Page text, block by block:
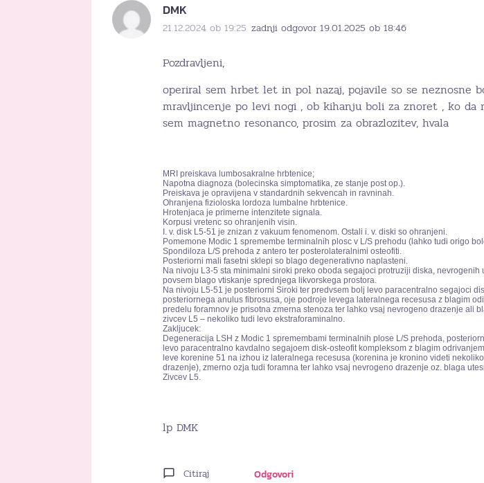
DMK
21.12.2024 ob 19:25 zadnji odgovor 19.01.2025 ob 18:46
Pozdravljeni,
operiral sem hrbet let in pol nazaj, pojavile so se neznosne
mravljincenje po levi nogi , ob kihanju boli za znoret , ko da
sem magnetno resonanco, prosim za obrazlozitev, hvala
MRI preiskava lumbosakralne hrbtenice;
Napotna diagnoza (bolecinska simptomatika, ze stanje post op.).
Preiskava je opravijena v standardnih sekvencah in ravninah.
Ohranjena fizioloska lordoza lumbalne hrbtenice.
Hrotenjaca je primerne intenzitete signala.
Korpusi vretenc so ohranjenih visin.
I. v. disk L5-51 je znizan z vakuum fenomenom. Ostali i. v. diski so ohranjeni.
Pomemone Modic 1 spremembe terminalnih plosc v L/S prehodu (lahko tudi origo
Spondiloza L/S prehoda z antero ter posterolateralnimi osteofiti.
Posteriorni mali fasetni sklepi so blago degenerativno naplasteni.
Na nivoju L3-5 sta minimalni siroki preko oboda segajoci protruziji diska, nevrogenih
povsem blago vtiskanje sprednjega likvorskega prostora.
Na nivoju L5-51 je posteriorni Siroki ter predvsem bolj levo paracentralno segajoci
posteriornega anulus fibrosusa, oje podroje levega lateralnega recesusa z blagim
predelu foramnov je prisotna zmerna stenoza ter lahko vsaj nevrogeno drazenje ali
zivcev L5 – nekoliko tudi levo ekstraforaminalno.
Zakljucek:
Degeneracija LSH z Modic 1 spremembami terminalnih plose L/S prehoda,
levo paracentralno kavdalno segajoem disk-osteofit kompleksom z blagim odrivanjem
leve korenine 51 na izhou iz lateralnega recesusa (korenina je kronino videti
drazenje), zmerno ozja tudi foramna ter lahko vsaj nevrogeno drazenje oz. blaga
Zivcev L5.
lp DMK
Citiraj Odgovori